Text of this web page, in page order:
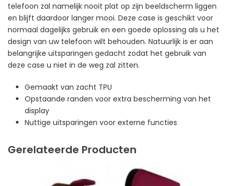
telefoon zal namelijk nooit plat op zijn beeldscherm liggen
en blijft daardoor langer mooi. Deze case is geschikt voor
normaal dagelijks gebruik en een goede oplossing als u het
design van uw telefoon wilt behouden. Natuurlijk is er aan
belangrijke uitsparingen gedacht zodat het gebruik van
deze case u niet in de weg zal zitten.
Gemaakt van zacht TPU
Opstaande randen voor extra bescherming van het
display
Nuttige uitsparingen voor externe functies
Gerelateerde Producten